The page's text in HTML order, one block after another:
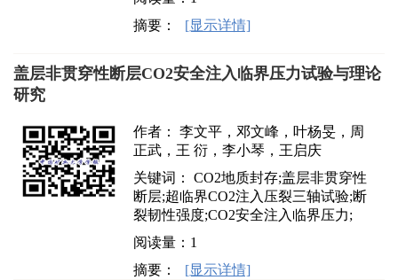
摘要：
[显示详情]
盖层非贯穿性断层CO2安全注入临界压力试验与理论
研究
作者： 李文平，邓文峰，叶杨旻，周
正武，王 衍，李小琴，王启庆
关键词： CO2地质封存;盖层非贯穿性
断层;超临界CO2注入压裂三轴试验;断
裂韧性强度;CO2安全注入临界压力;
阅读量： 1
摘要：
[显示详情]